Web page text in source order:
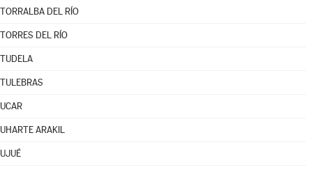
TORRALBA DEL RÍO
TORRES DEL RÍO
TUDELA
TULEBRAS
UCAR
UHARTE ARAKIL
UJUÉ